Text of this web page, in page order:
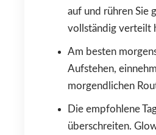
auf und rühren Sie
vollständig verteilt
Am besten
Aufstehen,
morgendlichen
Die empfohlene
überschreiten.